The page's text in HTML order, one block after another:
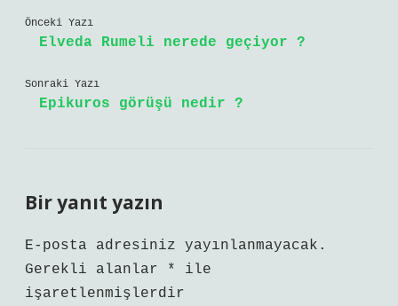
Önceki Yazı
Elveda Rumeli nerede geçiyor ?
Sonraki Yazı
Epikuros görüşü nedir ?
Bir yanıt yazın
E-posta adresiniz yayınlanmayacak.
Gerekli alanlar
*
ile
işaretlenmişlerdir